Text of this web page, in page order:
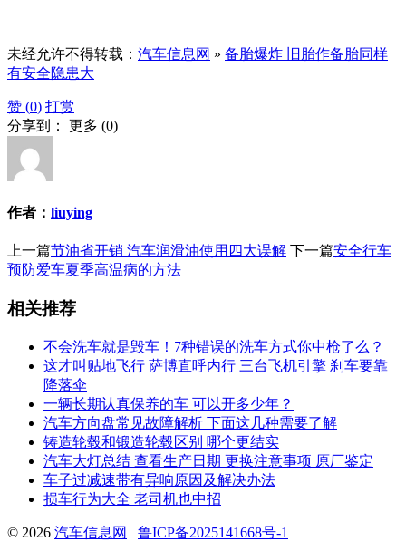
未经允许不得转载： 汽车信息网 » 备胎爆炸 旧胎作备胎同样
有安全隐患大
赞 (0) 打赏
分享到： 更多 (0)
作者： liuying
上一篇节油省开销 汽车润滑油使用四大误解 下一篇安全行车
预防爱车夏季高温病的方法
相关推荐
不会洗车就是毁车！7种错误的洗车方式你中枪了么？
这才叫贴地飞行 萨博直呼内行 三台飞机引擎 刹车要靠
降落伞
一辆长期认真保养的车 可以开多少年？
汽车方向盘常见故障解析 下面这几种需要了解
铸造轮毂和锻造轮毂区别 哪个更结实
汽车大灯总结 查看生产日期 更换注意事项 原厂鉴定
车子过减速带有异响原因及解决办法
损车行为大全 老司机也中招
© 2026 汽车信息网 鲁ICP备2025141668号-1